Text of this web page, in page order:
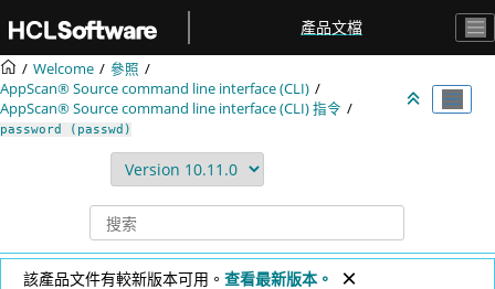
產品文檔
Welcome
參照
AppScan® Source command line interface (CLI)
AppScan® Source command line interface (CLI)指令
password (passwd)
該產品文件有較新版本可用。 查看最新版本。